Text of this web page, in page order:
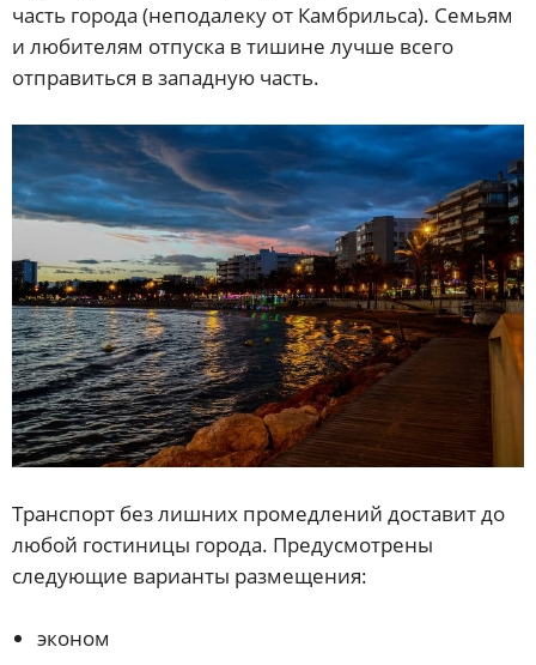
часть города (неподалеку от Камбрильса). Семьям
и любителям отпуска в тишине лучше всего
отправиться в западную часть.
Транспорт без лишних промедлений доставит до
любой гостиницы города. Предусмотрены
следующие варианты размещения:
эконом